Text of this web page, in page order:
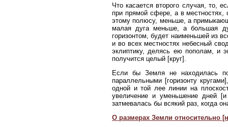
Что касается второго случая, то,
при прямой сфере, а в
этому полюсу, меньше, а
малая дуга меньше, а большая
горизонтом, будет наименьшей из
и во всех местностях небесный
эклиптику, делясь ею пополам, и
получится целый [круг].
Если бы Земля не находилась
параллельными [горизонту
одной и той лее линии на
увеличение и уменьшение дней
затмевалась бы всякий раз, когда
О размерах Земли относительно